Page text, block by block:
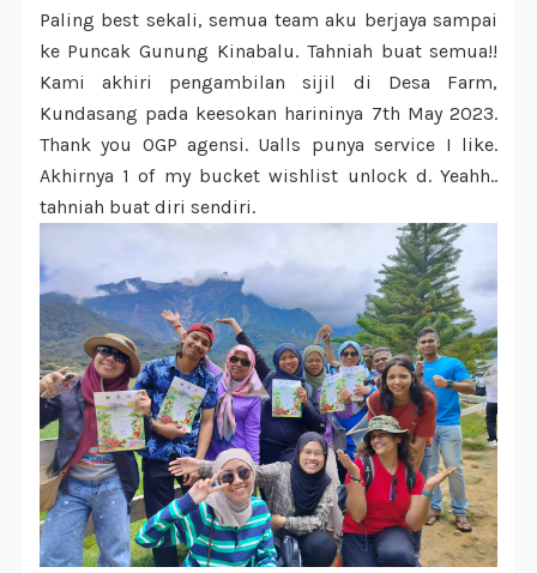
Paling best sekali, semua team aku berjaya sampai
ke Puncak Gunung Kinabalu. Tahniah buat semua!!
Kami akhiri pengambilan sijil di Desa Farm,
Kundasang pada keesokan harininya 7th May 2023.
Thank you OGP agensi. Ualls punya service I like.
Akhirnya 1 of my bucket wishlist unlock d. Yeahh..
tahniah buat diri sendiri.